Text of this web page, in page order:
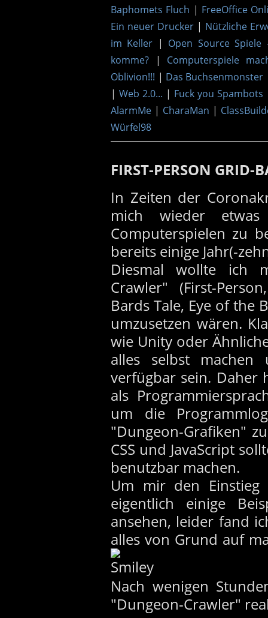
Baphomets Fluch | FreeOffice
Ein neuer Drucker | Nützliche
im Keller | Open Source
komme? | Computerspiele
Oblivion!!! | Das Buchsenmonster
| Web 2.0... | Fuck you Spambots
AlarmMe | CharaMan |
Würfel98
FIRST-PERSON GRID-
In Zeiten der
mich wieder
Computerspielen zu
bereits einige Jahr(-
Diesmal wollte ich
Crawler" (First-
Bards Tale, Eye of the
umzusetzen wären.
wie Unity oder
alles selbst
verfügbar sein. Daher
als
um die
"Dungeon-Grafiken"
CSS und JavaScript
benutzbar machen.
Um mir den
eigentlich einige
ansehen, leider fand
Nach wenigen
"Dungeon-Crawler"